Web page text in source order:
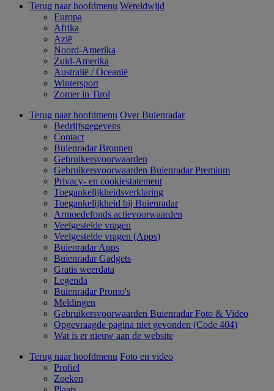
Terug naar hoofdmenu Wereldwijd
Europa
Afrika
Azië
Noord-Amerika
Zuid-Amerika
Australië / Oceanië
Wintersport
Zomer in Tirol
Terug naar hoofdmenu Over Buienradar
Bedrijfsgegevens
Contact
Buienradar Bronnen
Gebruikersvoorwaarden
Gebruikersvoorwaarden Buienradar Premium
Privacy- en cookiestatement
Toegankelijkheidsverklaring
Toegankelijkheid bij Buienradar
Armoedefonds actievoorwaarden
Veelgestelde vragen
Veelgestelde vragen (Apps)
Buienradar Apps
Buienradar Gadgets
Gratis weerdata
Legenda
Buienradar Promo's
Meldingen
Gebruikersvoorwaarden Buienradar Foto & Video
Opgevraagde pagina niet gevonden (Code 404)
Wat is er nieuw aan de website
Terug naar hoofdmenu Foto en video
Profiel
Zoeken